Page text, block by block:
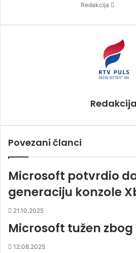
Redakcija
a
Redakcija
Povezani članci
Microsoft potvrdio
generaciju konzole
21.10.2025
Microsoft tužen zbog
12.08.2025